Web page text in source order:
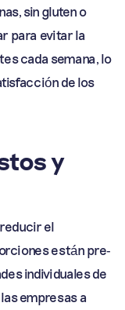
sin gluten o
para evitar la
cada semana, lo
de los
y
el
están pre-
individuales de
empresas a